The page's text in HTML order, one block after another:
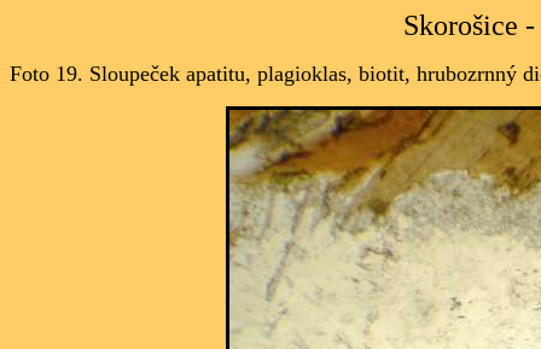
Skorošice
Foto 19. Sloupeček apatitu, plagioklas, biotit, hrubozrnný